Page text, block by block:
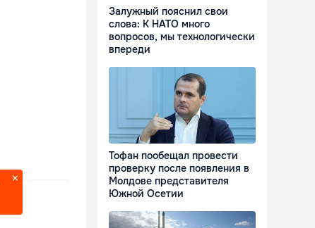
Залужный пояснил свои
слова: К НАТО много
вопросов, мы технологически
впереди
Тофан пообещал провести
проверку после появления в
Молдове представителя
Южной Осетии